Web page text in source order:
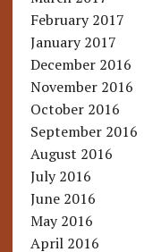
February 2017
January 2017
December 2016
November 2016
October 2016
September 2016
August 2016
July 2016
June 2016
May 2016
April 2016